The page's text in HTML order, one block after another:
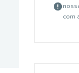
com